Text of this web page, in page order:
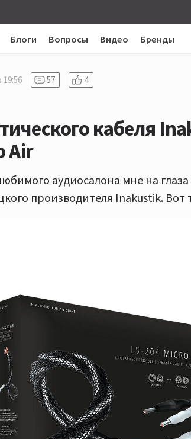
Блоги Вопросы Видео Бренды
19:56 57 4
кабеля
Air
аудиосалона мне на глаза
производителя Inakustik. Вот